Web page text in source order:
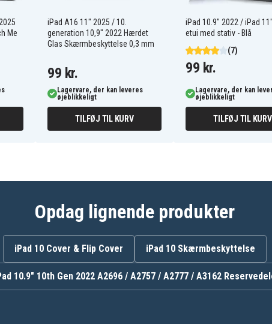
Me
iPad A16 11" 2025 / 10.
generation 10,9" 2022 Hærdet
Glas Skærmbeskyttelse 0,3 mm
99 kr.
Lagervare, der kan leveres
øjeblikkeligt
TILFØJ TIL KURV
iPad 10.9" 2022 / iPad
etui med stativ - Blå
(7)
99 kr.
Lagervare, der kan
øjeblikkeligt
TILFØJ TIL KURV
Opdag lignende produkter
iPad 10 Cover & Flip Cover iPad 10 Skærmbeskyttelse
10.9" 10th Gen 2022 A2696 / A2757 / A2777 / A3162